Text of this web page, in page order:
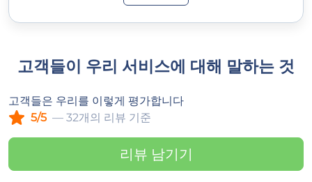
고객들이 우리 서비스에 대해 말하는 것
고객들은 우리를 이렇게 평가합니다
5/5 — 32개의 리뷰 기준
리뷰 남기기